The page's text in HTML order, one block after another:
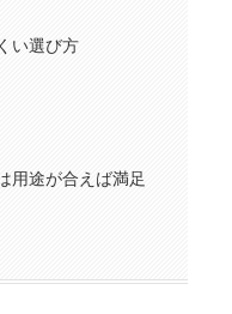
い選び方
用途が合えば満足